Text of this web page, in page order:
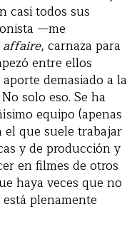
casi todos sus
—me
affaire, carnaza para
entre ellos
demasiado a la
solo eso. Se ha
equipo (apenas
el que suele trabajar
y de producción y
en filmes de otros
haya veces que no
plenamente